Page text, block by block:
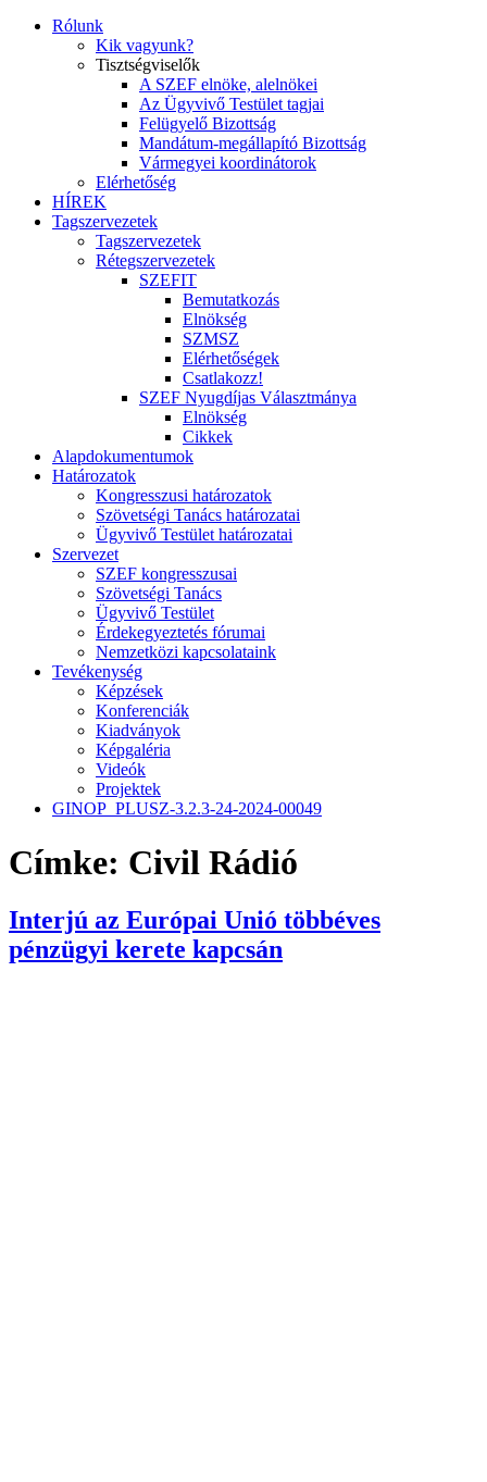
Rólunk
Kik vagyunk?
Tisztségviselők
A SZEF elnöke, alelnökei
Az Ügyvivő Testület tagjai
Felügyelő Bizottság
Mandátum-megállapító Bizottság
Vármegyei koordinátorok
Elérhetőség
HÍREK
Tagszervezetek
Tagszervezetek
Rétegszervezetek
SZEFIT
Bemutatkozás
Elnökség
SZMSZ
Elérhetőségek
Csatlakozz!
SZEF Nyugdíjas Választmánya
Elnökség
Cikkek
Alapdokumentumok
Határozatok
Kongresszusi határozatok
Szövetségi Tanács határozatai
Ügyvivő Testület határozatai
Szervezet
SZEF kongresszusai
Szövetségi Tanács
Ügyvivő Testület
Érdekegyeztetés fórumai
Nemzetközi kapcsolataink
Tevékenység
Képzések
Konferenciák
Kiadványok
Képgaléria
Videók
Projektek
GINOP_PLUSZ-3.2.3-24-2024-00049
Címke: Civil Rádió
Interjú az Európai Unió többéves
pénzügyi kerete kapcsán